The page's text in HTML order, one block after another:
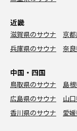
近畿
滋賀県のサウナ 京
兵庫県のサウナ
奈
中国・四国
鳥取県のサウナ 島
広島県のサウナ
山
香川県のサウナ
愛